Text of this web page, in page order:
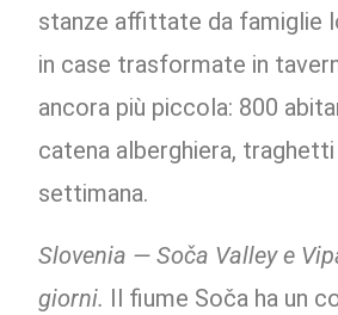
stanze affittate da famiglie
in case trasformate in
ancora più piccola: 800
catena alberghiera,
settimana.
Slovenia — Soča Valley e
giorni. Il fiume Soča ha un